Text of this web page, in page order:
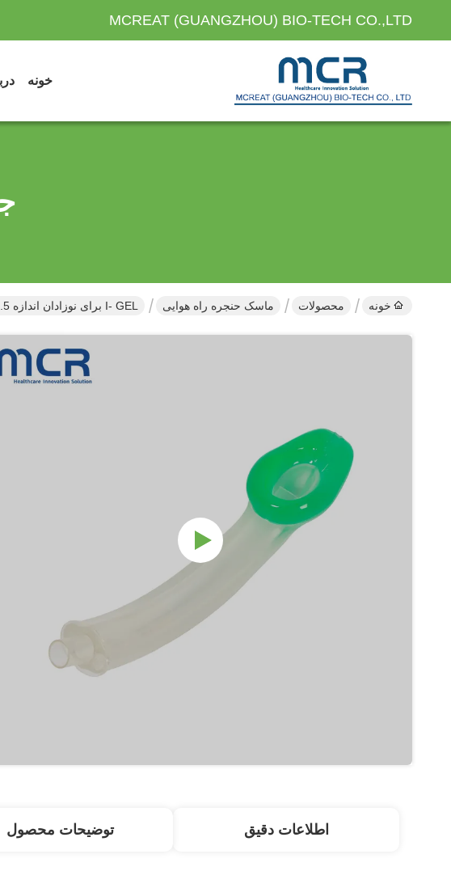
MCREAT (GUANGZHOU) BIO-TECH CO.,LTD
خونه
خونه محصولات ماسک حنجره راه هوایی I- GEL برای نوزادان اندازه 1.5
اطلاعات دقیق توضیحات محصول